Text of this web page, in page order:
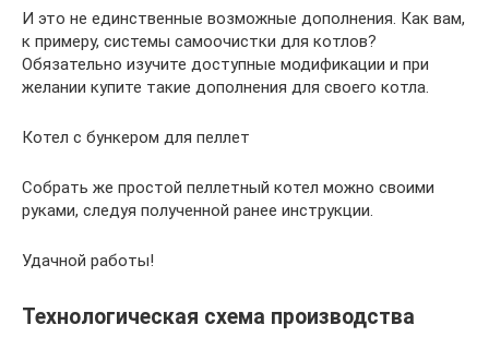
И это не единственные возможные дополнения. Как вам,
к примеру, системы самоочистки для котлов?
Обязательно изучите доступные модификации и при
желании купите такие дополнения для своего котла.
Котел с бункером для пеллет
Собрать же простой пеллетный котел можно своими
руками, следуя полученной ранее инструкции.
Удачной работы!
Технологическая схема производства